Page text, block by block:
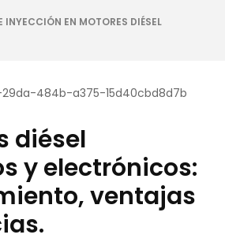
INYECCIÓN EN MOTORES DIÉSEL
diésel
y electrónicos:
ventajas